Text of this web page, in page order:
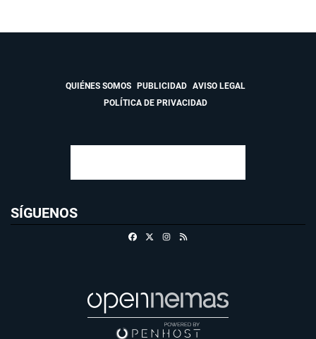
QUIÉNES SOMOS PUBLICIDAD
AVISO LEGAL
POLÍTICA DE PRIVACIDAD
SÍGUENOS
FacebookInstagram